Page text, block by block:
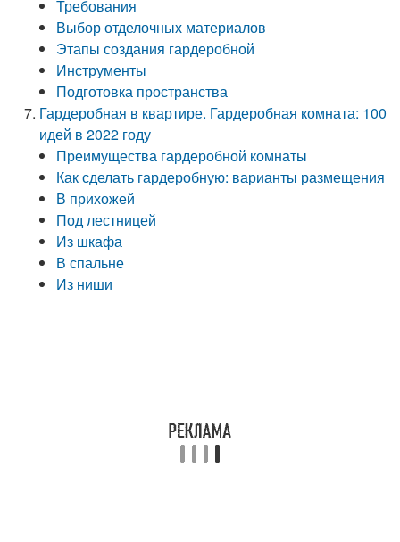
Требования
Выбор отделочных материалов
Этапы создания гардеробной
Инструменты
Подготовка пространства
Гардеробная в квартире. Гардеробная комната: 100
идей в 2022 году
Преимущества гардеробной комнаты
Как сделать гардеробную: варианты размещения
В прихожей
Под лестницей
Из шкафа
В спальне
Из ниши